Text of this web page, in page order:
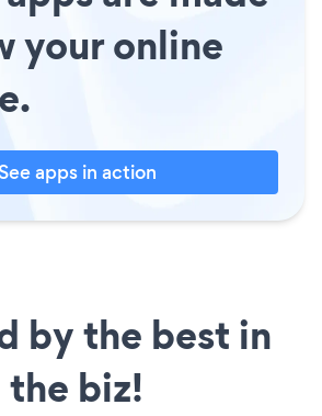
your online
See apps in action
by the best in
the biz!